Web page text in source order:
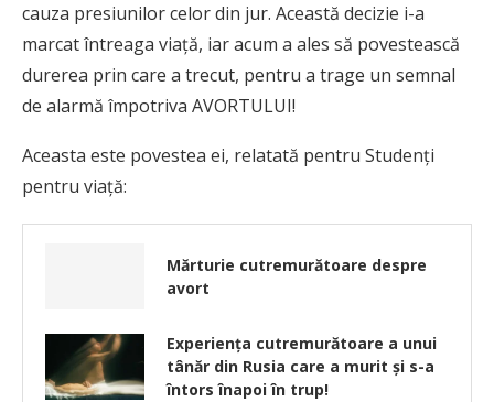
cauza presiunilor celor din jur. Această decizie i-a
marcat întreaga viață, iar acum a ales să povestească
durerea prin care a trecut, pentru a trage un semnal
de alarmă împotriva AVORTULUI!
Aceasta este povestea ei, relatată pentru Studenți
pentru viață:
Mărturie cutremurătoare despre
avort
Experiența cutremurătoare a unui
tânăr din Rusia care a murit și s-a
întors înapoi în trup!